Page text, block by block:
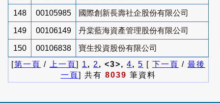
148 00105985 國際創新長壽社企股份有限公司
149 00106149 丹棠藍海資產管理股份有限公司
150 00106838
寶生投資股份有限公司
[第一頁 / 上一頁] 1 , 2 , <3>, 4, 5 [ 下一頁 / 最後
一頁] 共有 8039 筆資料